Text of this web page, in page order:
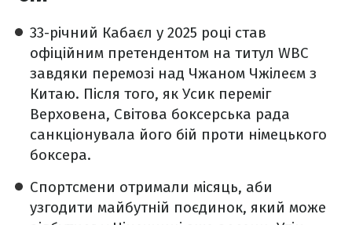
33-річний Кабаєл у 2025 році став
офіційним претендентом на титул WBC
завдяки перемозі над Чжаном Чжілеєм з
Китаю. Після того, як Усик переміг
Верховена, Світова боксерська рада
санкціонувала його бій проти німецького
боксера.
Спортсмени отримали місяць, аби
узгодити майбутній поєдинок, який може